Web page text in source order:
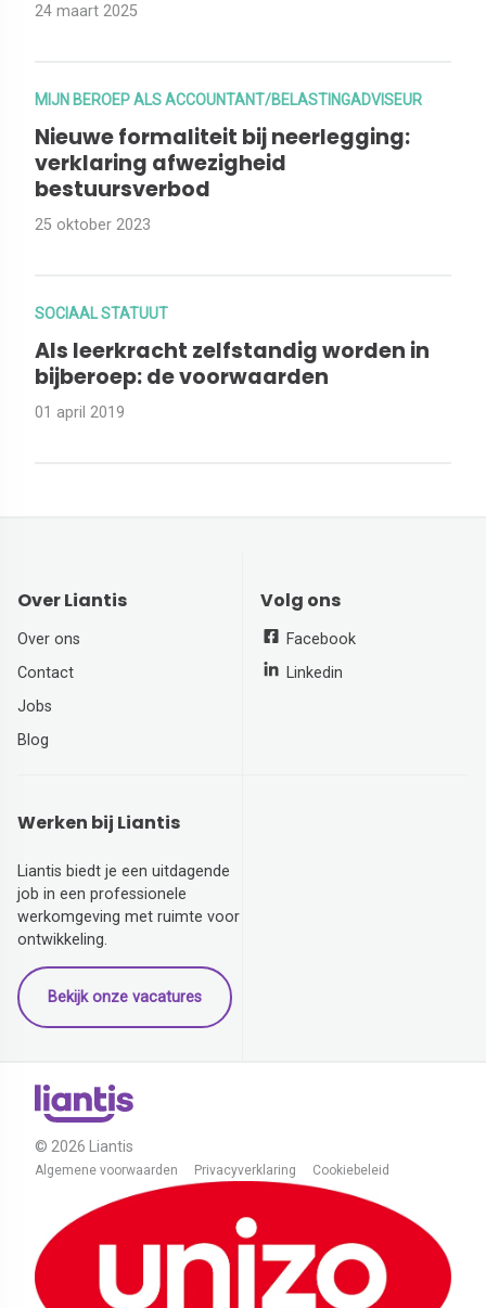
24 maart 2025
MIJN BEROEP ALS ACCOUNTANT/BELASTINGADVISEUR
Nieuwe formaliteit bij neerlegging:
verklaring afwezigheid
bestuursverbod
25 oktober 2023
SOCIAAL STATUUT
Als leerkracht zelfstandig worden in
bijberoep: de voorwaarden
01 april 2019
Over Liantis
Over ons
Contact
Jobs
Blog
Volg ons
Facebook
Linkedin
Werken bij Liantis
Liantis biedt je een uitdagende
job in een professionele
werkomgeving met ruimte voor
ontwikkeling.
Bekijk onze vacatures
© 2026 Liantis
Algemene voorwaarden Privacyverklaring Cookiebeleid